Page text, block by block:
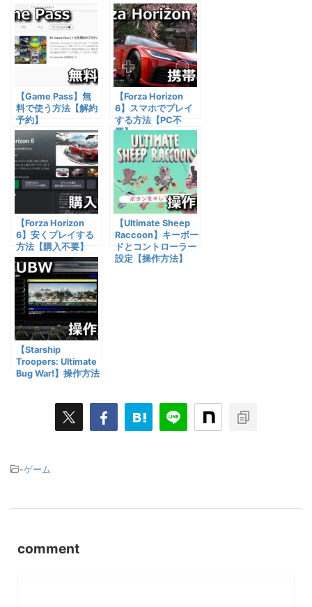
【Game Pass】無
料で使う方法【解約
予約】
【Forza Horizon
6】スマホでプレイ
する方法【PC不
要】
【Forza Horizon
6】安くプレイする
方法【購入不要】
【Ultimate Sheep
Raccoon】キーボー
ドとコントローラー
設定【操作方法】
【Starship
Troopers: Ultimate
Bug War!】操作方法
-ゲーム
comment